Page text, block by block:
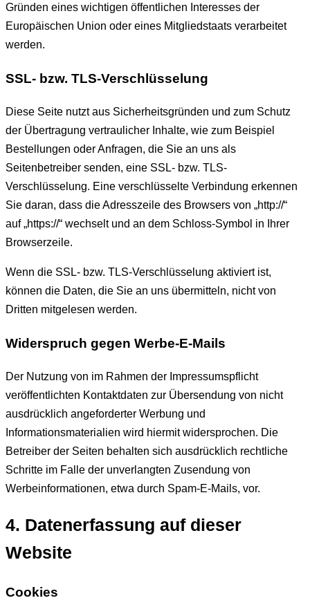
Gründen eines wichtigen öffentlichen Interesses der
Europäischen Union oder eines Mitgliedstaats verarbeitet
werden.
SSL- bzw. TLS-Verschlüsselung
Diese Seite nutzt aus Sicherheitsgründen und zum Schutz
der Übertragung vertraulicher Inhalte, wie zum Beispiel
Bestellungen oder Anfragen, die Sie an uns als
Seitenbetreiber senden, eine SSL- bzw. TLS-
Verschlüsselung. Eine verschlüsselte Verbindung erkennen
Sie daran, dass die Adresszeile des Browsers von „http://“
auf „https://“ wechselt und an dem Schloss-Symbol in Ihrer
Browserzeile.
Wenn die SSL- bzw. TLS-Verschlüsselung aktiviert ist,
können die Daten, die Sie an uns übermitteln, nicht von
Dritten mitgelesen werden.
Widerspruch gegen Werbe-E-Mails
Der Nutzung von im Rahmen der Impressumspflicht
veröffentlichten Kontaktdaten zur Übersendung von nicht
ausdrücklich angeforderter Werbung und
Informationsmaterialien wird hiermit widersprochen. Die
Betreiber der Seiten behalten sich ausdrücklich rechtliche
Schritte im Falle der unverlangten Zusendung von
Werbeinformationen, etwa durch Spam-E-Mails, vor.
4. Datenerfassung auf dieser
Website
Cookies